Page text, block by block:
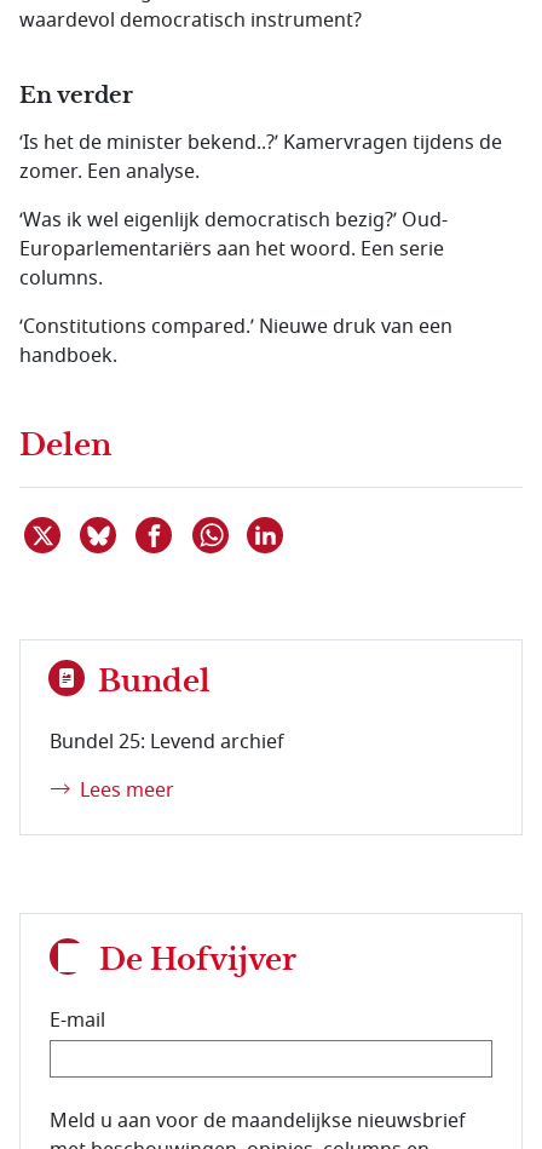
waardevol democratisch instrument?
En verder
‘Is het de minister bekend..?’ Kamervragen tijdens de
zomer. Een analyse.
‘Was ik wel eigenlijk democratisch bezig?’ Oud-
Europarlementariërs aan het woord. Een serie
columns.
‘Constitutions compared.’ Nieuwe druk van een
handboek.
Delen
Deel dit item op X
Deel dit item op Bluesky
Deel dit item op Facebook
Delen via WhatsApp
Bundel
Bundel 25: Levend archief
Lees meer
De Hofvijver
E-mail
E-mailadres van de abonnee.
Meld u aan voor de maandelijkse nieuwsbrief